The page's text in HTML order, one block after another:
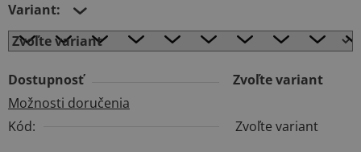
Variant:
Dostupnosť
Zvoľte variant
Možnosti doručenia
Kód:
Zvoľte variant